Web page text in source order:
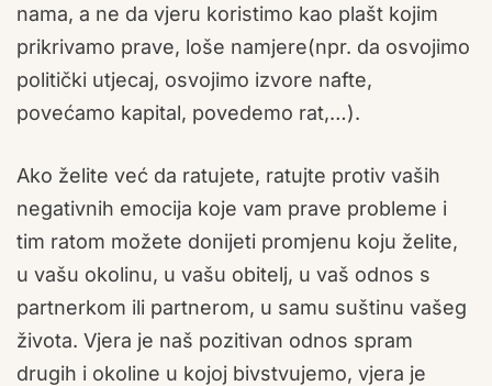
nama, a ne da vjeru koristimo kao plašt kojim
prikrivamo prave, loše namjere(npr. da osvojimo
politički utjecaj, osvojimo izvore nafte,
povećamo kapital, povedemo rat,…).
Ako želite već da ratujete, ratujte protiv vaših
negativnih emocija koje vam prave probleme i
tim ratom možete donijeti promjenu koju želite,
u vašu okolinu, u vašu obitelj, u vaš odnos s
partnerkom ili partnerom, u samu suštinu vašeg
života. Vjera je naš pozitivan odnos spram
drugih i okoline u kojoj bivstvujemo, vjera je